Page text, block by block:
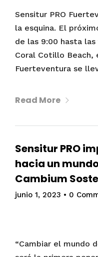
Sensitur PRO
la esquina. El
de las 9:00 hasta
Coral Cotillo Beach,
Fuerteventura se
Read More
Sensitur PRO
hacia un
Cambium
junio 1, 2023 • 0
“Cambiar el mundo